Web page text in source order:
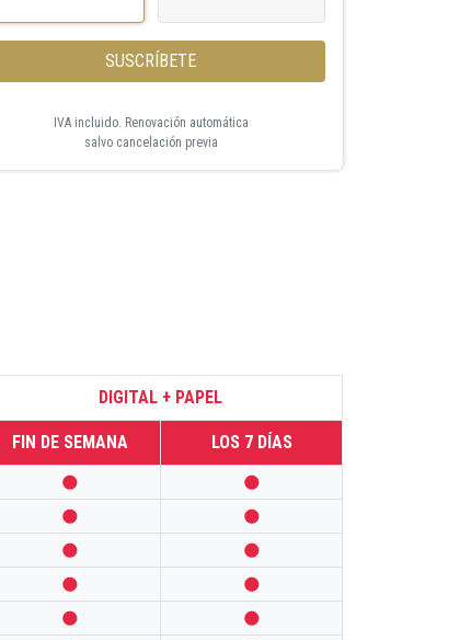
SUSCRÍBETE
IVA incluido. Renovación automática
salvo cancelación previa
DIGITAL + PAPEL
FIN DE SEMANA
LOS 7 DÍAS
 
 
 
 
 